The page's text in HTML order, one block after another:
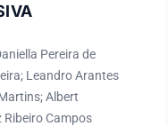
Pereira de
Leandro Arantes
Albert
Ribeiro Campos